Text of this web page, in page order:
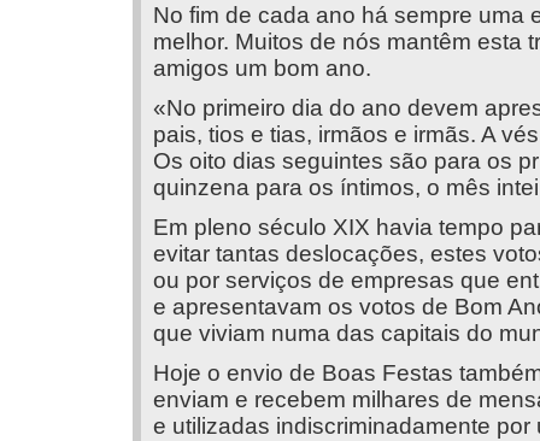
No fim de cada ano há sempre uma
melhor. Muitos de nós mantêm esta
amigos um bom ano.
«No primeiro dia do ano devem
pais, tios e tias, irmãos e irmãs. A
Os oito dias seguintes são para os
quinzena para os íntimos, o mês
Em pleno século XIX havia tempo
evitar tantas deslocações, estes
ou por serviços de empresas que
e apresentavam os votos de Bom
que viviam numa das capitais do
Hoje o envio de Boas Festas
enviam e recebem milhares de
e utilizadas indiscriminadamente